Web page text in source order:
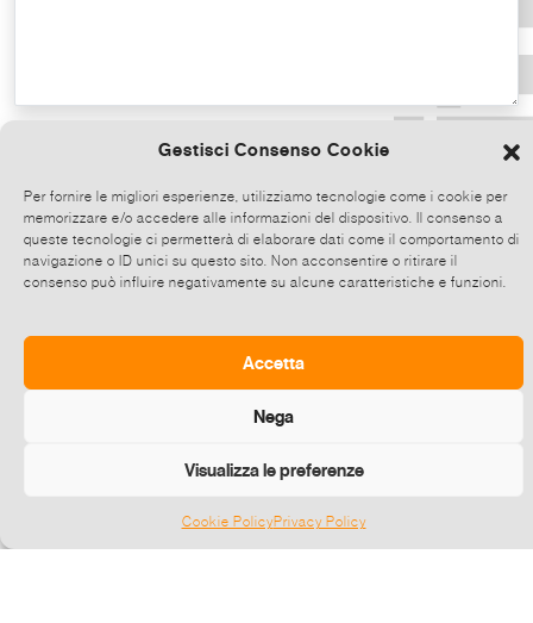
Gestisci Consenso Cookie
Per fornire le migliori esperienze, utilizziamo tecnologie come i cookie per
memorizzare e/o accedere alle informazioni del dispositivo. Il consenso a
queste tecnologie ci permetterà di elaborare dati come il comportamento di
navigazione o ID unici su questo sito. Non acconsentire o ritirare il
consenso può influire negativamente su alcune caratteristiche e funzioni.
Accetta
Nega
Visualizza le preferenze
Cookie PolicyPrivacy Policy
Copia il testo
Condividi direttamente su Whatsapp,
clicca e poi scegli fino a 5 contatti alla
volta con cui condividere questo evento.
Invia